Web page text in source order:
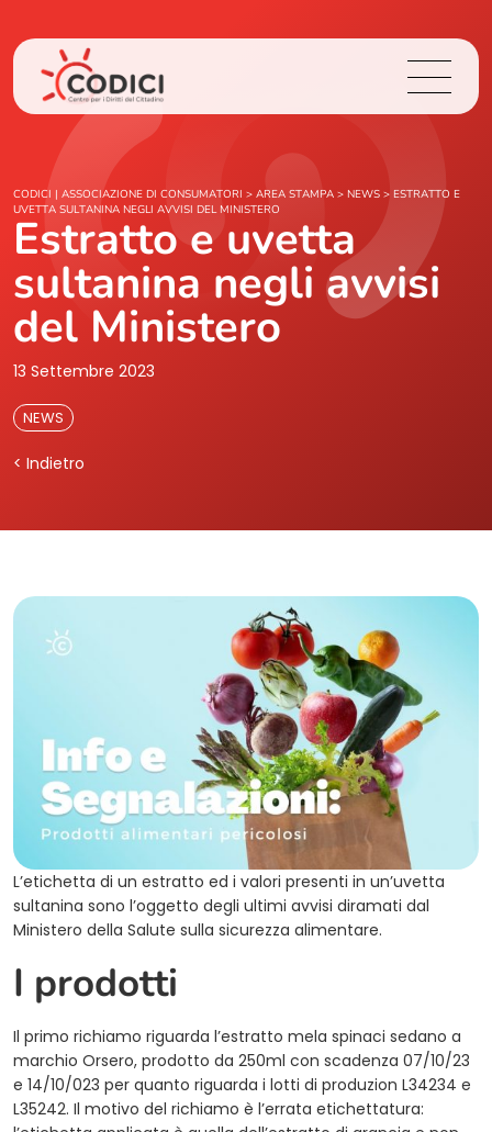
Chi Siamo
Cosa Facciamo
Area Stampa
CODICI | ASSOCIAZIONE DI CONSUMATORI > AREA STAMPA > NEWS > ESTRATTO E
UVETTA SULTANINA NEGLI AVVISI DEL MINISTERO
Estratto e uvetta
sultanina negli avvisi
del Ministero
13 Settembre 2023
NEWS
< Indietro
L’etichetta di un estratto ed i valori presenti in un’uvetta
sultanina sono l’oggetto degli ultimi avvisi diramati dal
Ministero della Salute sulla sicurezza alimentare.
I prodotti
Il primo richiamo riguarda l’estratto mela spinaci sedano a
marchio Orsero, prodotto da 250ml con scadenza 07/10/23
e 14/10/023 per quanto riguarda i lotti di produzion L34234 e
L35242. Il motivo del richiamo è l’errata etichettatura: